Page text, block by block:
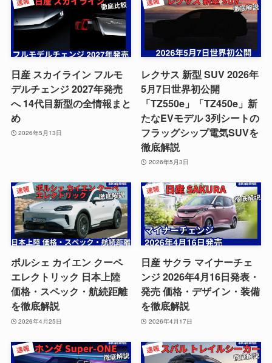
日産 スカイライン フルモ
デルチェンジ 2027年発売
へ 14代目新型の全情報まと
め
2026年5月13日
レクサス 新型 SUV 2026年
5月7日世界初公開
「TZ550e」「TZ450e」新
たなEVモデル 3列シートの
フラッグシップ電気SUVを
徹底解説
2026年5月3日
ポルシェ カイエン クーペ
エレクトリック 日本上陸
価格・スペック・航続距離
を徹底解説
2026年4月25日
日産 サクラ マイナーチェ
ンジ 2026年4月16日発表・
発売 価格・デザイン・装備
を徹底解説
2026年4月17日